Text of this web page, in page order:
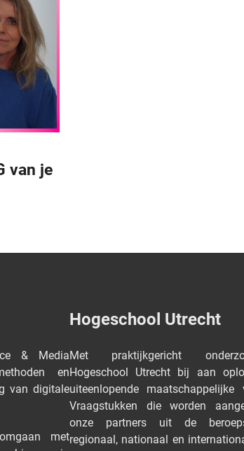
van je
& Media
en
van digitale
met
Hogeschool Utrecht
Met praktijkgericht
Hogeschool Utrecht bij aan
uiteenlopende maatschappelijke
Vraagstukken die worden
onze partners uit de
regionaal, nationaal en